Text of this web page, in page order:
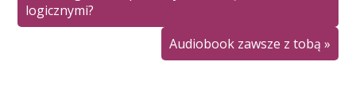
logicznymi?
Audiobook zawsze z tobą »